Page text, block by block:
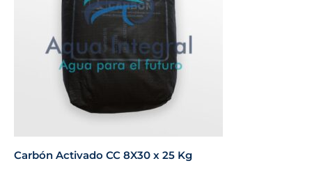
Carbón Activado CC 8X30 x 25 Kg